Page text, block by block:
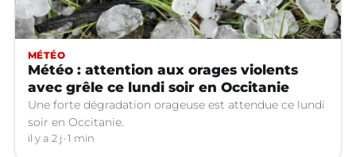
MÉTÉO
Météo : attention aux orages violents
avec grêle ce lundi soir en Occitanie
Une forte dégradation orageuse est attendue ce lundi
soir en Occitanie.
il y a 2 j 1 min